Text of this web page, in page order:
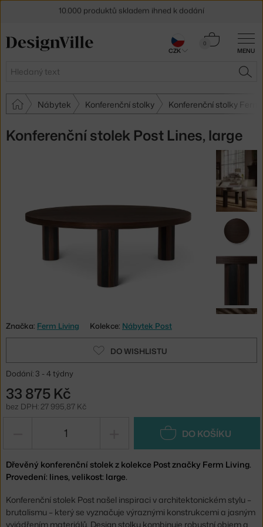
MENU
Hledat
0
Košík
Nábytek Konferenční stolky Konferenční stolky Ferm
Konferenční stolek Post Lines, large
Značka: Ferm Living Kolekce: Nábytek Post
DO WISHLISTU
Dodání: 3 - 4 týdny
33 875 Kč
bez DPH: 27 995,87 Kč
DO KOŠÍKU
Dřevěný konferenční stolek z kolekce Post značky Ferm Living.
Provedení: lines, velikost: large.
Konferenční stolek Post našel inspiraci v architektonickém stylu –
brutalismu – který se vyznačuje výraznými konstrukcemi a jasným
vyjádřením materiálů. Design stolku kombinuje robustní objem a
30 dní na vrácení zbožíCZK